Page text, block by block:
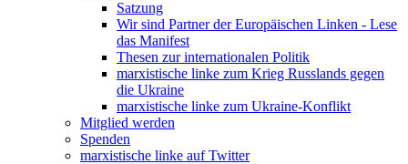
Satzung
Wir sind Partner der Europäischen Linken - Lese
das Manifest
Thesen zur internationalen Politik
marxistische linke zum Krieg Russlands gegen
die Ukraine
marxistische linke zum Ukraine-Konflikt
Mitglied werden
Spenden
marxistische linke auf Twitter